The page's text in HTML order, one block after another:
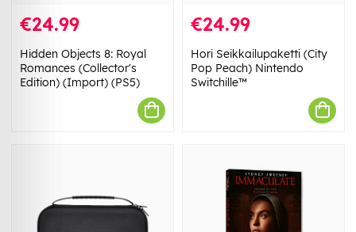
€24.99
Hidden Objects 8: Royal
Romances (Collector's
Edition) (Import) (PS5)
€24.99
Hori Seikkailupaketti (City
Pop Peach) Nintendo
Switchille™